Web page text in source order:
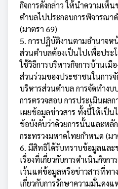
กิจการดังกล่าว ให้นำความเห็
ตำบลไปประกอบการพิจารณา
(มาตรา 69)
5. การปฏิบัติงานตามอำนาจห
ส่วนตำบลต้องเป็นไปเพื่อประ
ใช้วิธีการบริหารกิจการบ้านเมื
ส่วนร่วมของประชาชนในการ
บริหารส่วนตำบล การจัดทำงบ
การตรวจสอบ การประเมินผล
เผยข้อมูลข่าวสาร ทั้งนี้ให้เป็
ข้อบังคับว่าด้วยการนั้นและหลั
กระทรวงมหาดไทยกำหนด (ม
6. มีสิทธิได้รับทราบข้อมูลและ
เรื่องที่เกี่ยวกับการดำเนินกิจก
เว้นแต่ข้อมูลหรือข่าวสารที่ทา
เกี่ยวกับการรักษาความมั่นคง